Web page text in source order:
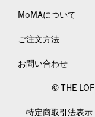
MoMAについて
ご注文方法
お問い合わせ
© THE
特定商取引法表示